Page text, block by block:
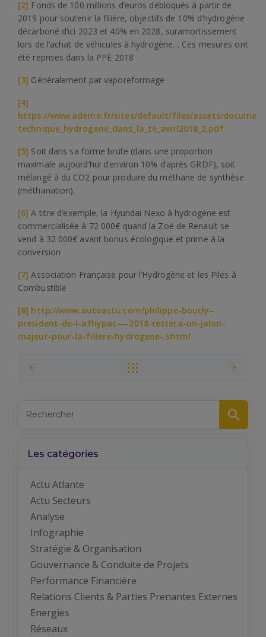
[2] Fonds de 100 millions d’euros débloqués à partir de
2019 pour soutenir la filière, objectifs de 10% d’hydrogène
décarboné d’ici 2023 et 40% en 2028, suramortissement
lors de l’achat de véhicules à hydrogène… Ces mesures ont
été reprises dans la PPE 2018
[3] Généralement par vaporeformage
[4]
https://www.ademe.fr/sites/default/files/assets/
technique_hydrogene_dans_la_te_avril2018_2.pdf
[5] Soit dans sa forme brute (dans une proportion
maximale aujourd’hui d’environ 10% d’après GRDF), soit
mélangé à du CO2 pour produire du méthane de synthèse
(méthanation).
[6] A titre d’exemple, la Hyundai Nexo à hydrogène est
commercialisée à 72 000€ quand la Zoé de Renault se
vend à 32 000€ avant bonus écologique et prime à la
conversion
[7] Association Française pour l’Hydrogène et les Piles à
Combustible
[8] http://www.autoactu.com/philippe-boucly–
president-de-l-afhypac—-2018-restera-un-jalon-
majeur-pour-la-filiere-hydrogene-.shtml
Les catégories
Actu Atlante
Actu Secteurs
Analyse
Infographie
Stratégie & Organisation
Gouvernance & Conduite de Projets
Performance Financière
Relations Clients & Parties Prenantes Externes
Energies
Réseaux